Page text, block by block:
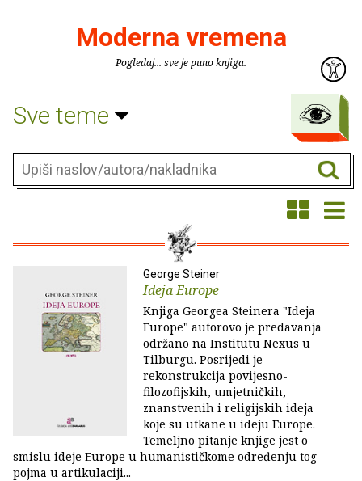
Moderna vremena
Pogledaj... sve je puno knjiga.
Sve teme
George Steiner
Ideja Europe
Knjiga Georgea Steinera "Ideja
Europe" autorovo je predavanja
održano na Institutu Nexus u
Tilburgu. Posrijedi je
rekonstrukcija povijesno-
filozofijskih, umjetničkih,
znanstvenih i religijskih ideja
koje su utkane u ideju Europe.
Temeljno pitanje knjige jest o
smislu ideje Europe u humanističkome određenju tog
pojma u artikulaciji...